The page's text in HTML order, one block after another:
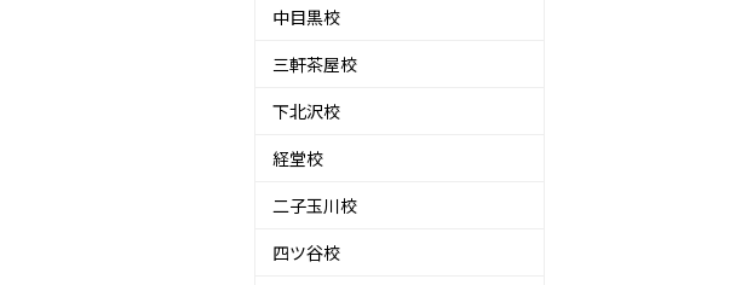
中目黒校
三軒茶屋校
下北沢校
経堂校
二子玉川校
四ツ谷校